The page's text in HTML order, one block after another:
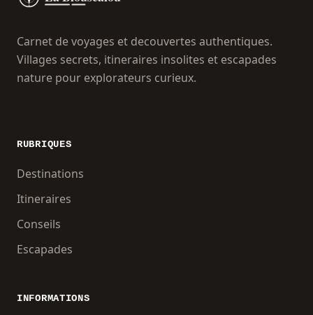
Carnet de voyages et decouvertes authentiques.
Villages secrets, itineraires insolites et escapades
nature pour explorateurs curieux.
RUBRIQUES
Destinations
Itineraires
Conseils
Escapades
INFORMATIONS